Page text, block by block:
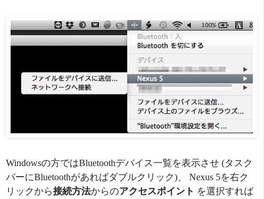
Windowsの方ではBluetoothデバイス一覧を表示させ (タスク
バーにBluetoothがあればダブルクリック)、 Nexus 5を右ク
リックから接続方法からのアクセスポイント を選択すれば